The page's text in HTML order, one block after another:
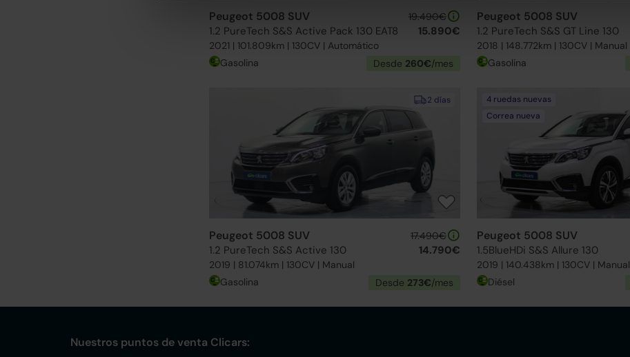
Peugeot 5008 SUV
1.2 PureTech S&S Active Pack 130 EAT8
2021 | 101.809km | 130CV | Automático
19.490€
15.890€
Gasolina Desde 260€/mes
Peugeot 5008 SUV
1.2 PureTech S&S GT Line 130
2018 | 148.772km | 130CV | Manual
Gasolina
2 días
Peugeot 5008 SUV
1.2 PureTech S&S Active 130
2019 | 81.074km | 130CV | Manual
17.490€
14.790€
Gasolina Desde 273€/mes
4 ruedas nuevas
Correa nueva
Peugeot 5008 SUV
1.5BlueHDi S&S Allure 130
2019 | 140.438km | 130CV | Manual
Diésel
Nuestros puntos de venta Clicars: